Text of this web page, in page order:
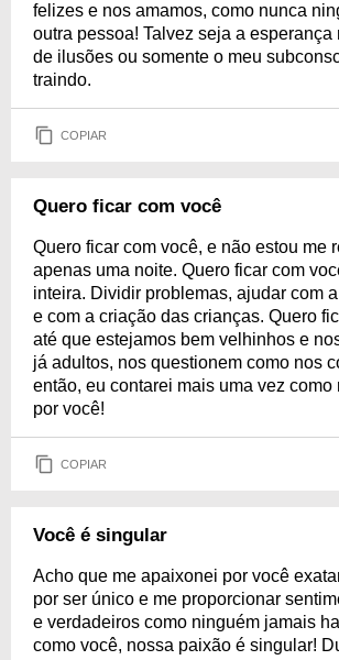
felizes e nos amamos, como nunca
outra pessoa! Talvez seja a esperança
de ilusões ou somente o meu
traindo.
COPIAR
Quero ficar com você
Quero ficar com você, e não estou me
apenas uma noite. Quero ficar com
inteira. Dividir problemas, ajudar com
e com a criação das crianças. Quero
até que estejamos bem velhinhos e
já adultos, nos questionem como nos
então, eu contarei mais uma vez como
por você!
COPIAR
Você é singular
Acho que me apaixonei por você
por ser único e me proporcionar
e verdadeiros como ninguém jamais
como você, nossa paixão é singular!